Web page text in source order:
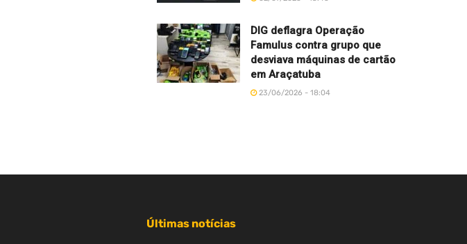
DIG deflagra Operação
Famulus contra grupo que
desviava máquinas de cartão
em Araçatuba
23/06/2026 - 18:04
Últimas notícias